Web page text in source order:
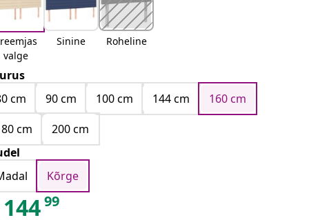
valge
Sinine Roheline
cm
90 cm 100 cm 144 cm
160 cm
cm
200 cm
Kõrge
14499